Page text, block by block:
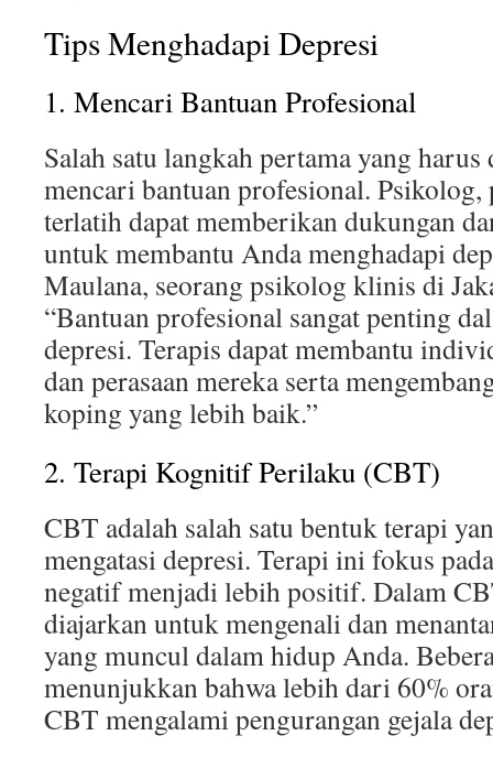
Tips Menghadapi Depresi
1. Mencari Bantuan Profesional
Salah satu langkah pertama yang
mencari bantuan profesional.
terlatih dapat memberikan dukungan
untuk membantu Anda menghadapi
Maulana, seorang psikolog klinis di
“Bantuan profesional sangat penting
depresi. Terapis dapat membantu
dan perasaan mereka serta
koping yang lebih baik.”
2. Terapi Kognitif Perilaku (CBT)
CBT adalah salah satu bentuk terapi
mengatasi depresi. Terapi ini fokus
negatif menjadi lebih positif. Dalam
diajarkan untuk mengenali dan
yang muncul dalam hidup Anda.
menunjukkan bahwa lebih dari 60%
CBT mengalami pengurangan gejala